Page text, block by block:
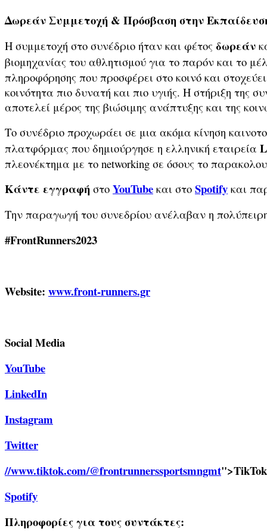
Δωρεάν Συμμετοχή & Πρόσβαση στην
Η συμμετοχή στο συνέδριο ήταν και φέτος δωρεάν
βιομηχανίας του αθλητισμού για το παρόν και το
πληροφόρησης που προσφέρει στο κοινό και
κοινότητα πιο δυνατή και πιο υγιής. Η στήριξη της
αποτελεί μέρος της βιώσιμης ανάπτυξης και της
Το συνέδριο προχωράει σε μια ακόμα κίνηση
πλατφόρμας που δημιούργησε η ελληνική εταιρεία
πλεονέκτημα με το networking σε όσους το
Κάντε εγγραφή στο YouTube και στο Spotify και
Την παραγωγή του συνεδρίου ανέλαβαν η
#FrontRunners2023
Website: www.front-runners.gr
Social Media
YouTube
LinkedIn
Instagram
Twitter
//www.tiktok.com/@frontrunnerssportsmngmt">TikTok
Spotify
Πληροφορίες για τους συντάκτες: